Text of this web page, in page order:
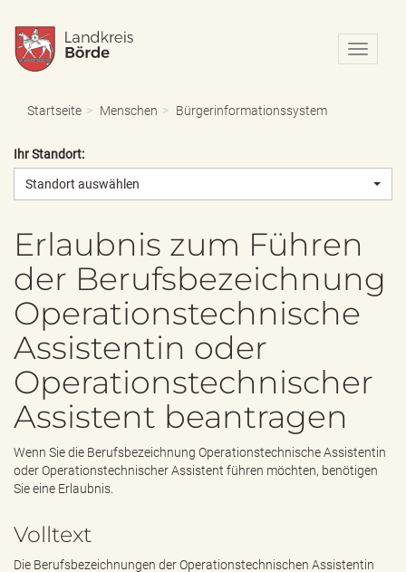
N
a
o
i
-
a
b
l
d
e
Startseite Menschen Bürgerinformationssystem
Ihr Standort:
Standort auswählen
Erlaubnis zum Führen
der Berufsbezeichnung
Operationstechnische
Assistentin oder
Operationstechnischer
Assistent beantragen
Wenn Sie die Berufsbezeichnung Operationstechnische Assistentin
oder Operationstechnischer Assistent führen möchten, benötigen
Sie eine Erlaubnis.
Volltext
Die Berufsbezeichnungen der Operationstechnischen Assistentin